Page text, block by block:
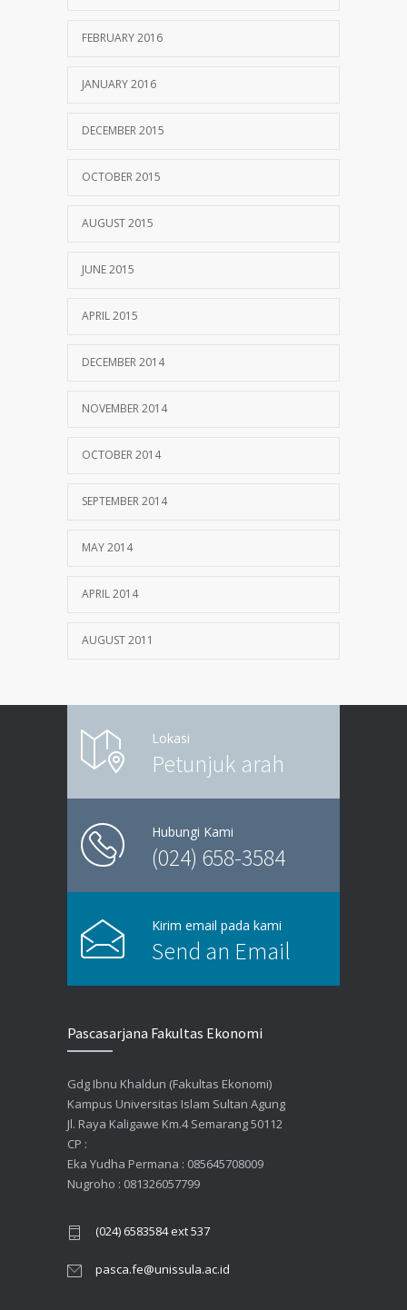
FEBRUARY 2016
JANUARY 2016
DECEMBER 2015
OCTOBER 2015
AUGUST 2015
JUNE 2015
APRIL 2015
DECEMBER 2014
NOVEMBER 2014
OCTOBER 2014
SEPTEMBER 2014
MAY 2014
APRIL 2014
AUGUST 2011
Lokasi
Petunjuk arah
Hubungi Kami
(024) 658-3584
Kirim email pada kami
Send an Email
Pascasarjana Fakultas Ekonomi
Gdg Ibnu Khaldun (Fakultas Ekonomi)
Kampus Universitas Islam Sultan Agung
Jl. Raya Kaligawe Km.4 Semarang 50112
CP :
Eka Yudha Permana : 085645708009
Nugroho : 081326057799
(024) 6583584 ext 537
pasca.fe@unissula.ac.id